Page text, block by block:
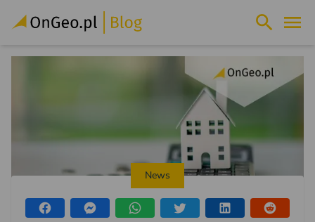
News